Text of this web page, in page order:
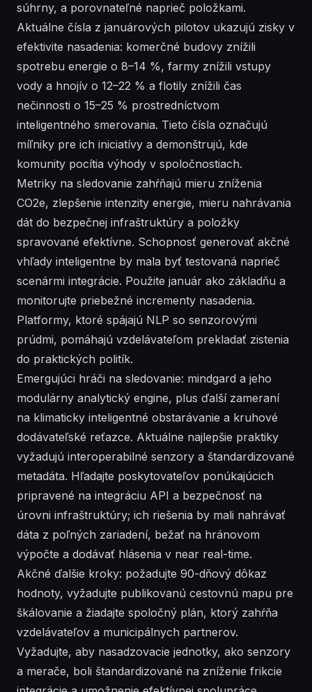
súhrny, a porovnateľné naprieč položkami.
Aktuálne čísla z januárových pilotov ukazujú zisky v
efektivite nasadenia: komerčné budovy znížili
spotrebu energie o 8–14 %, farmy znížili vstupy
vody a hnojív o 12–22 % a flotily znížili čas
nečinnosti o 15–25 % prostredníctvom
inteligentného smerovania. Tieto čísla označujú
míľniky pre ich iniciatívy a demonštrujú, kde
komunity pocítia výhody v spoločnostiach.
Metriky na sledovanie zahŕňajú mieru zníženia
CO2e, zlepšenie intenzity energie, mieru nahrávania
dát do bezpečnej infraštruktúry a položky
spravované efektívne. Schopnosť generovať akčné
vhľady inteligentne by mala byť testovaná naprieč
scenármi integrácie. Použite január ako základňu a
monitorujte priebežné incrementy nasadenia.
Platformy, ktoré spájajú NLP so senzorovými
prúdmi, pomáhajú vzdelávateľom prekladať zistenia
do praktických politík.
Emergujúci hráči na sledovanie: mindgard a jeho
modulárny analytický engine, plus ďalší zameraní
na klimaticky inteligentné obstarávanie a kruhové
dodávateľské reťazce. Aktuálne najlepšie praktiky
vyžadujú interoperabilné senzory a štandardizované
metadáta. Hľadajte poskytovateľov ponúkajúcich
pripravené na integráciu API a bezpečnosť na
úrovni infraštruktúry; ich riešenia by mali nahrávať
dáta z poľných zariadení, bežať na hránovom
výpočte a dodávať hlásenia v near real-time.
Akčné ďalšie kroky: požadujte 90-dňový dôkaz
hodnoty, vyžadujte publikovanú cestovnú mapu pre
škálovanie a žiadajte spoločný plán, ktorý zahŕňa
vzdelávateľov a municipálnych partnerov.
Vyžadujte, aby nasadzovacie jednotky, ako senzory
a merače, boli štandardizované na zníženie frikcie